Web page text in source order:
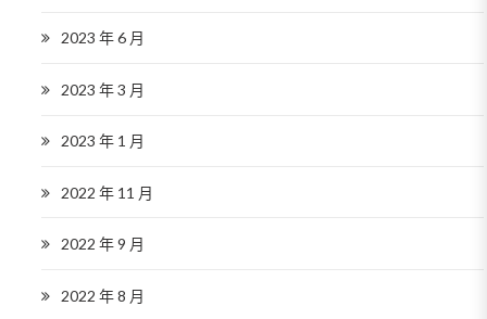
2023 年 6 月
2023 年 3 月
2023 年 1 月
2022 年 11 月
2022 年 9 月
2022 年 8 月